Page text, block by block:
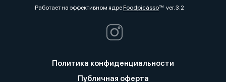
Работает на эффективном ядреFoodpicássover. 3.2
Политика конфиденциальности
Публичная оферта